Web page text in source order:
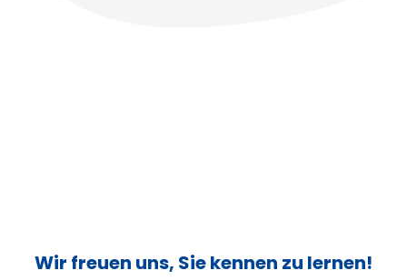
Wir freuen uns, Sie kennen zu lernen!